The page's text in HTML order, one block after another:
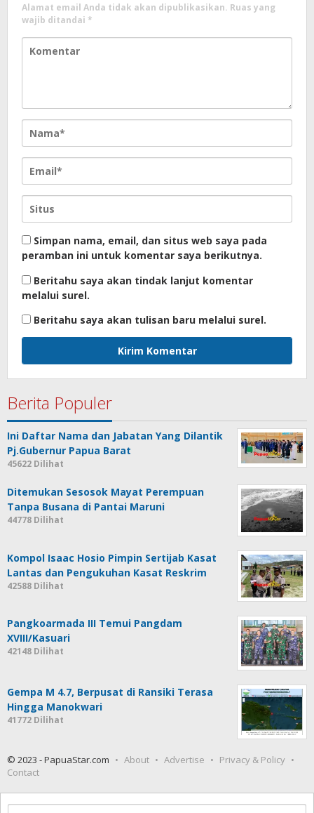
Alamat email Anda tidak akan dipublikasikan. Ruas yang
wajib ditandai *
Simpan nama, email, dan situs web saya pada
peramban ini untuk komentar saya berikutnya.
Beritahu saya akan tindak lanjut komentar
melalui surel.
Beritahu saya akan tulisan baru melalui surel.
Berita Populer
Ini Daftar Nama dan Jabatan Yang Dilantik
Pj.Gubernur Papua Barat
45622 Dilihat
Ditemukan Sesosok Mayat Perempuan
Tanpa Busana di Pantai Maruni
44778 Dilihat
Kompol Isaac Hosio Pimpin Sertijab Kasat
Lantas dan Pengukuhan Kasat Reskrim
42588 Dilihat
Pangkoarmada III Temui Pangdam
XVIII/Kasuari
42148 Dilihat
Gempa M 4.7, Berpusat di Ransiki Terasa
Hingga Manokwari
41772 Dilihat
© 2023 - PapuaStar.com About Advertise
Privacy & Policy
Contact